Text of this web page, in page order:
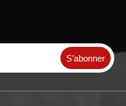
S’abonner